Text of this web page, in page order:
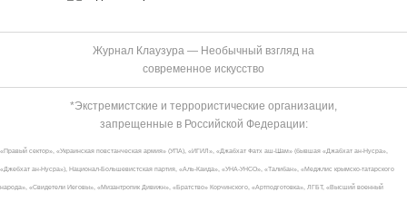
Журнал Клаузура — Необычный взгляд на
современное искусство
*Экстремистские и террористические организации,
запрещенные в Российской Федерации:
«Правый сектор», «Украинская повстанческая армия» (УПА), «ИГИЛ», «Джабхат Фатх аш-Шам» (бывшая «Джабхат ан-Нусра»,
«Джебхат ан-Нусра»), Национал-Большевистская партия, «Аль-Каида», «УНА-УНСО», «Талибан», «Меджлис крымско-татарского
народа», «Свидетели Иеговы», «Мизантропик Дивижн», «Братство» Корчинского, «Артподготовка», ЛГБТ, «Высший военный